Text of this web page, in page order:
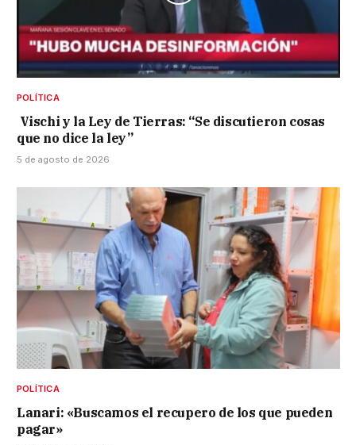
POLÍTICA
Vischi y la Ley de Tierras: “Se discutieron cosas
que no dice la ley”
5 de agosto de 2026
POLÍTICA
Lanari: «Buscamos el recupero de los que pueden
pagar»